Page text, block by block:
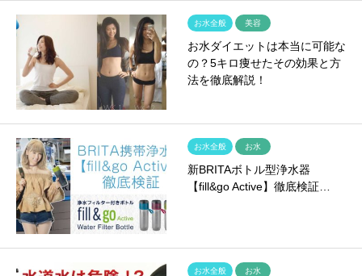
お水全般 美容
お水ダイエットは本当に可能な
の？5キロ痩せたその効果と方
法を徹底解説！
お水全般 お水
新BRITAボトル型浄水器
【fill&go Active】徹底検証…
お水全般 お水